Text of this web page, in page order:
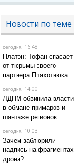
Новости по теме
сегодня, 16:48
Платон: Тофан спасает
от тюрьмы своего
партнера Плахотнюка
сегодня, 14:00
ЛДПМ обвинила власти
в обмане примаров и
шантаже регионов
сегодня, 10:03
Зачем заблюрили
надпись на фрагментах
дрона?